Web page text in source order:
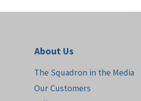
About Us
The Squadron in the Media
Our Customers